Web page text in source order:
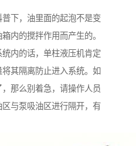
下，油里面的起泡不是变
内的搅拌作用而产生的。
内的话，单柱液压机肯定
其隔离防止进入系统。如
那么别着急，请操作人员
与泵吸油区进行隔开，有